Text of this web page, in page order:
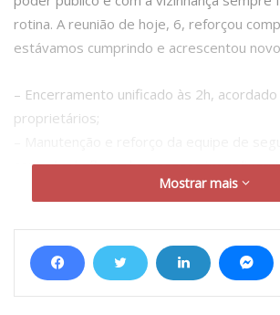
rotina. A reunião de hoje, 6, reforçou
estávamos cumprindo e acrescentou
– Encerramento unificado às 2h,
proprietários;
controle do fluxo de pessoas,
pedestres nas pistas de rolamento da
– Equipe de limpeza em operação a partir
varrição de calçadas e ruas e destinação
resíduos;
Mostrar mais